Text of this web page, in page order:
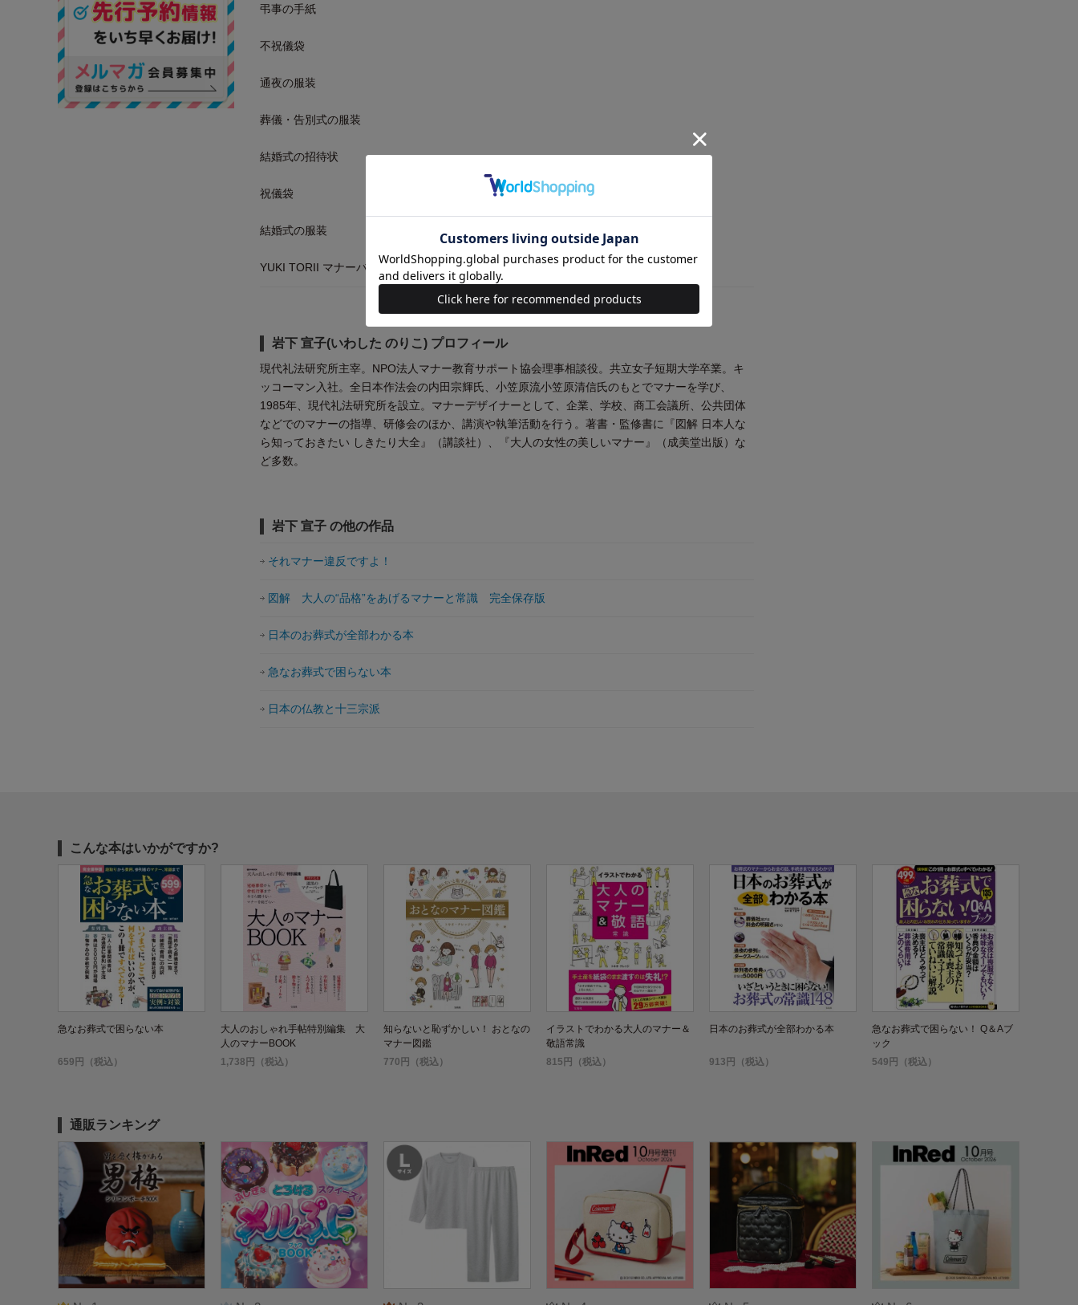
弔事の手紙
不祝儀袋
通夜の服装
葬儀・告別式の服装
結婚式の招待状
祝儀袋
結婚式の服装
YUKI TORII マナーバッグ＆袱紗（ふくさ）
岩下 宣子(いわした のりこ) プロフィール
現代礼法研究所主宰。NPO法人マナー教育サポート協会理事相談役。共立女子短期大学卒業。キ
ッコーマン入社。全日本作法会の内田宗輝氏、小笠原流小笠原清信氏のもとでマナーを学び、
1985年、現代礼法研究所を設立。マナーデザイナーとして、企業、学校、商工会議所、公共団体
などでのマナーの指導、研修会のほか、講演や執筆活動を行う。著書・監修書に『図解 日本人な
ら知っておきたい しきたり大全』（講談社）、『大人の女性の美しいマナー』（成美堂出版）な
ど多数。
岩下 宣子 の他の作品
それマナー違反ですよ！
図解 大人の“品格”をあげるマナーと常識 完全保存版
日本のお葬式が全部わかる本
急なお葬式で困らない本
日本の仏教と十三宗派
こんな本はいかがですか?
急なお葬式で困らない本
659円（税込）
大人のおしゃれ手帖特別編集 大
人のマナーBOOK
1,738円（税込）
知らないと恥ずかしい！ おとなの
マナー図鑑
770円（税込）
イラストでわかる大人のマナー＆
敬語常識
815円（税込）
日本のお葬式が全部わかる本
913円（税込）
急なお葬式で困らない！ Q＆Aブ
ック
549円（税込）
通販ランキング